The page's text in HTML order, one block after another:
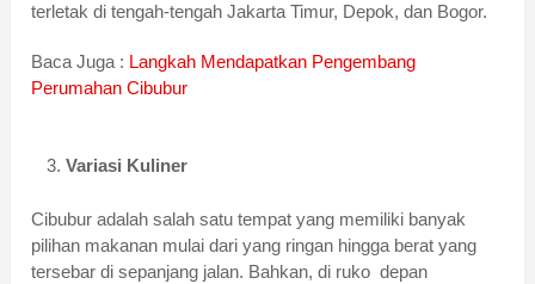
terletak di tengah-tengah Jakarta Timur, Depok, dan Bogor.
Baca Juga : Langkah Mendapatkan Pengembang
Perumahan Cibubur
Variasi Kuliner
Cibubur adalah salah satu tempat yang memiliki banyak
pilihan makanan mulai dari yang ringan hingga berat yang
tersebar di sepanjang jalan. Bahkan, di ruko depan